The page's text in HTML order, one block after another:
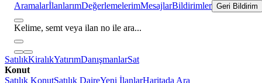
AramalarİlanlarımDeğerlemelerimMesajlarBildirimler Geri Bildirim
Kelime, semt veya ilan no ile ara...
SatılıkKiralıkYatırımDanışmanlarSat
Konut
Satılık KonutSatılık DaireYeni İlanlarHaritada Ara